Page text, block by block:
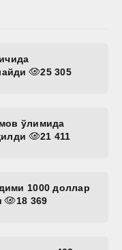
25 305
ўлимида
21 411
1000 доллар
18 369